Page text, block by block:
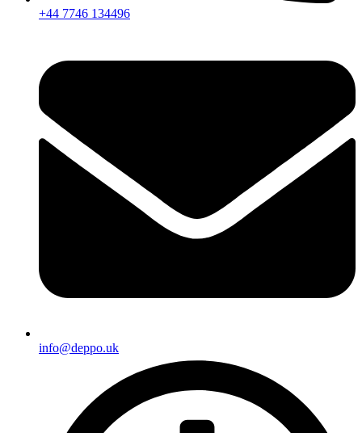
+44 7746 134496
info@deppo.uk